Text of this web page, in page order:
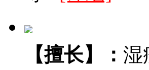
【擅长】： 湿